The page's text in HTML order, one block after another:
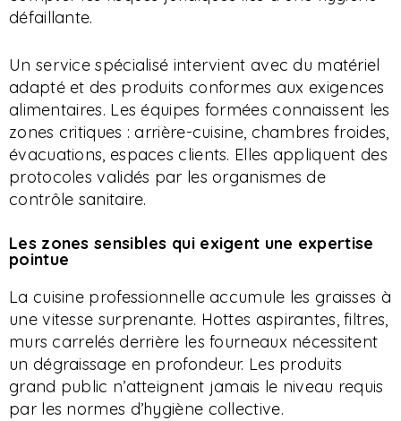
défaillante.
Un service spécialisé intervient avec du matériel
adapté et des produits conformes aux exigences
alimentaires. Les équipes formées connaissent les
zones critiques : arrière-cuisine, chambres froides,
évacuations, espaces clients. Elles appliquent des
protocoles validés par les organismes de
contrôle sanitaire.
Les zones sensibles qui exigent une expertise
pointue
La cuisine professionnelle accumule les graisses à
une vitesse surprenante. Hottes aspirantes, filtres,
murs carrelés derrière les fourneaux nécessitent
un dégraissage en profondeur. Les produits
grand public n’atteignent jamais le niveau requis
par les normes d’hygiène collective.